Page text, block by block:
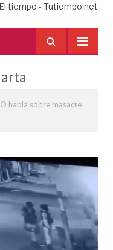
El tiempo - Tutiempo.net
habla sobre masacre